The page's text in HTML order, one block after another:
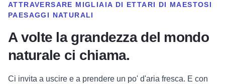
ATTRAVERSARE MIGLIAIA DI ETTARI DI MAESTOSI
PAESAGGI NATURALI
A volte la grandezza del mondo
naturale ci chiama.
Ci invita a uscire e a prendere un po' d'aria fresca. E con